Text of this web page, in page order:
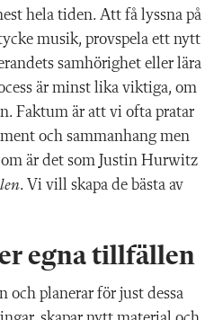
hela tiden. Att få lyssna på
musik, provspela ett nytt
samhörighet eller lära
är minst lika viktiga, om
Faktum är att vi ofta pratar
och sammanhang men
är det som Justin Hurwitz
. Vi vill skapa de bästa av
egna tillfällen
planerar för just dessa